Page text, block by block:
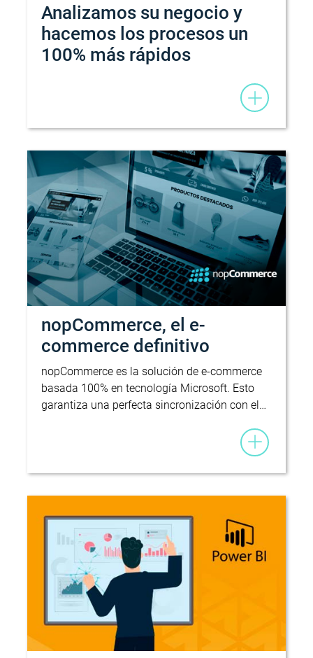
Analizamos su negocio y
hacemos los procesos un
100% más rápidos
nopCommerce, el e-
commerce definitivo
nopCommerce es la solución de e-commerce
basada 100% en tecnología Microsoft. Esto
garantiza una perfecta sincronización con el…